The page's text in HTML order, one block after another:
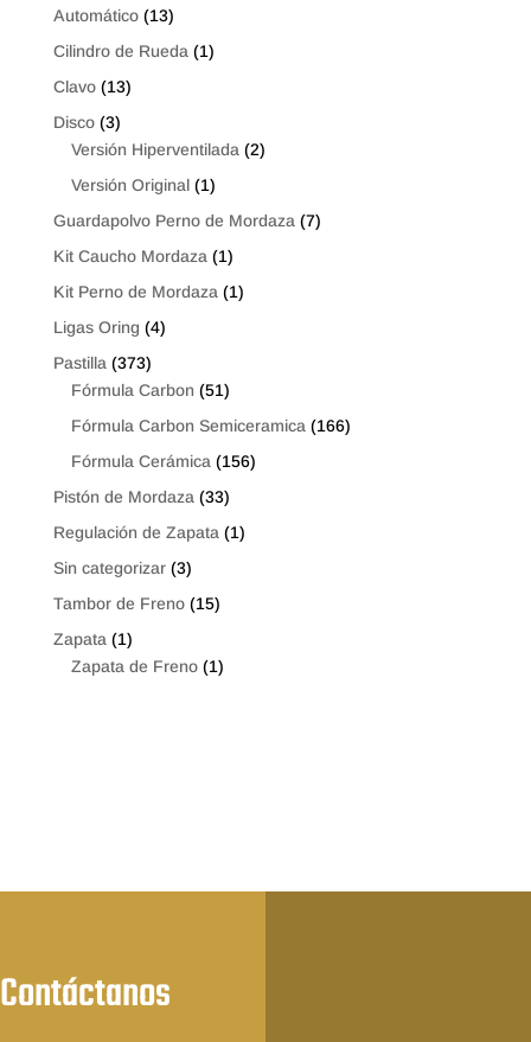
Automático (13)
Cilindro de Rueda (1)
Clavo (13)
Disco (3)
Versión Hiperventilada (2)
Versión Original (1)
Guardapolvo Perno de Mordaza (7)
Kit Caucho Mordaza (1)
Kit Perno de Mordaza (1)
Ligas Oring (4)
Pastilla (373)
Fórmula Carbon (51)
Fórmula Carbon Semiceramica (166)
Fórmula Cerámica (156)
Pistón de Mordaza (33)
Regulación de Zapata (1)
Sin categorizar (3)
Tambor de Freno (15)
Zapata (1)
Zapata de Freno (1)
Contáctanos